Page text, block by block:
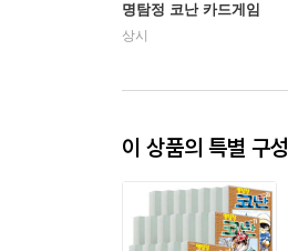
명탐정 코난 카드게임
상시
이 상품의 특별 구성